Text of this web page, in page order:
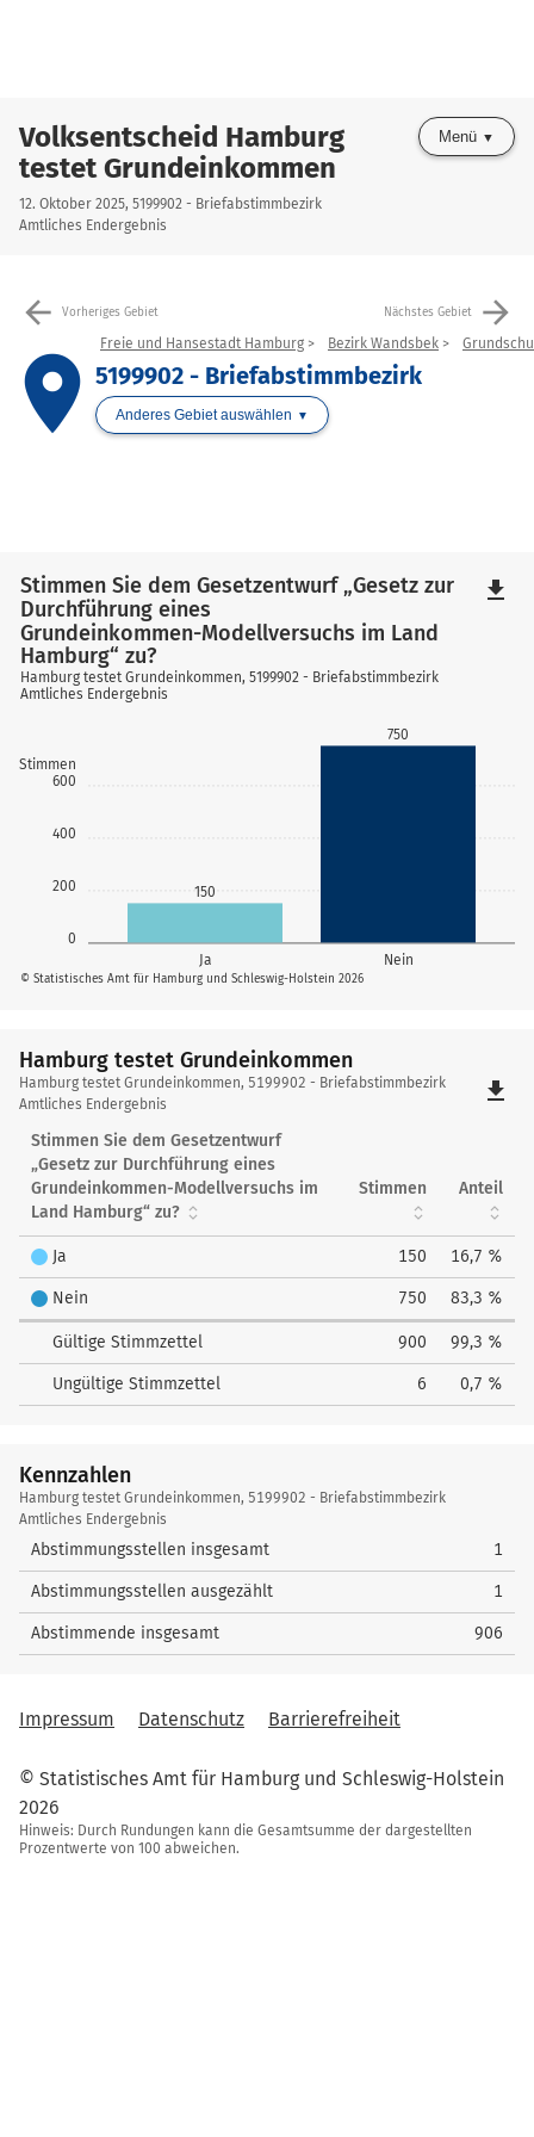
Volksentscheid Hamburg
testet Grundeinkommen
12. Oktober 2025, 5199902 - Briefabstimmbezirk
Amtliches Endergebnis
Menü
arrow_back Vorheriges Gebiet Nächstes Gebiet arrow_forward
place
Freie und Hansestadt Hamburg Bezirk Wandsbek
5199902 - Briefabstimmbezirk
Anderes Gebiet auswählen
0
200
400
600
Stimmen
Ja Nein
150
750
© Statistisches Amt für Hamburg und Schleswig-Holstein 2026
Stimmen Sie dem Gesetzentwurf „Gesetz zur
Durchführung eines
Grundeinkommen-Modellversuchs im Land
Hamburg“ zu?
Hamburg testet Grundeinkommen, 5199902 - Briefabstimmbezirk
Amtliches Endergebnis
file_download
Hamburg testet Grundeinkommen
Hamburg
testet
Grundeinkommen
Hamburg testet Grundeinkommen, 5199902 - Briefabstimmbezirk
Amtliches Endergebnis
file_download
Stimmen Sie dem Gesetzentwurf
„Gesetz zur Durchführung eines
Grundeinkommen-Modellversuchs im
Land Hamburg“ zu?
Stimmen Anteil
Ja 150 16,7 %
Nein 750 83,3 %
Gültige Stimmzettel 900 99,3 %
Ungültige Stimmzettel 6 0,7 %
Kennzahlen
Kennzahlen
Hamburg testet Grundeinkommen, 5199902 - Briefabstimmbezirk
Amtliches Endergebnis
Abstimmungsstellen insgesamt 1
Abstimmungsstellen ausgezählt 1
Abstimmende insgesamt 906
Impressum Datenschutz Barrierefreiheit
© Statistisches Amt für Hamburg und Schleswig-Holstein
2026
Hinweis: Durch Rundungen kann die Gesamtsumme der dargestellten
Prozentwerte von 100 abweichen.